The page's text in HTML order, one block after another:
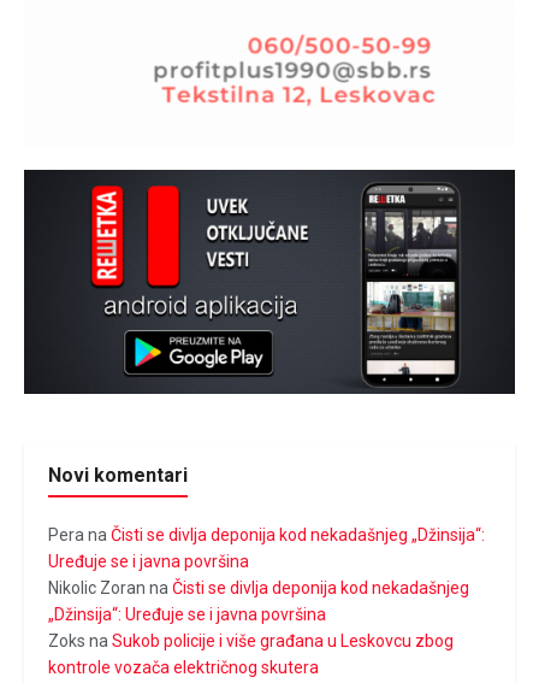
Novi komentari
PeranaČisti se divlja deponija kod nekadašnjeg „Džinsija“:
Uređuje se i javna površina
Nikolic Zoran naČisti se divlja deponija kod nekadašnjeg
„Džinsija“: Uređuje se i javna površina
Zoks naSukob policije i više građana u Leskovcu zbog
kontrole vozača električnog skutera